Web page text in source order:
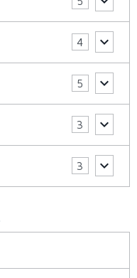
4
5
3
3